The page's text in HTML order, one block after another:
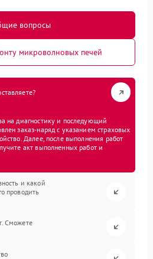
вопросы
микроволновых печей
на диагностику и последующий
заказ-наряд с указанием страховых
Далее, после выполнения работ
акт выполненных работ и
и какой
проводить
Сможете